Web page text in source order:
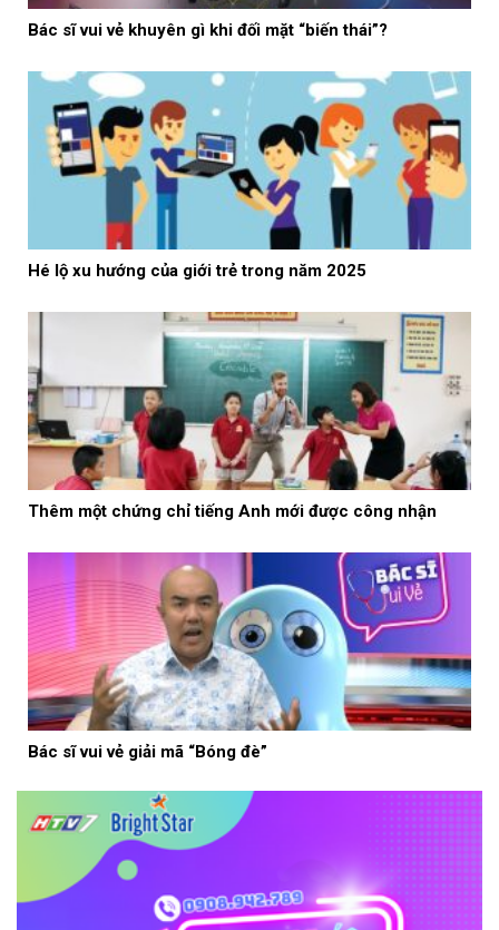
Bác sĩ vui vẻ khuyên gì khi đối mặt “biến thái”?
Hé lộ xu hướng của giới trẻ trong năm 2025
Thêm một chứng chỉ tiếng Anh mới được công nhận
Bác sĩ vui vẻ giải mã “Bóng đè”